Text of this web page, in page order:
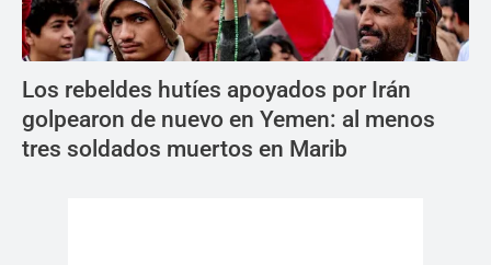
Los rebeldes hutíes apoyados por Irán
golpearon de nuevo en Yemen: al menos
tres soldados muertos en Marib